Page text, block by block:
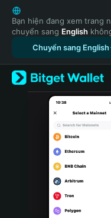
English
日本語
Tiếng Việt
Русский
Español (Latinoamérica)
Türkçe
Italiano
Português (Portugal)
Bahasa Indonesia
Bạn hiện đang xem trang
chuyển sang English
Chuyển sang English